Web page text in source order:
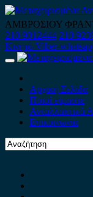
Skip
to
content
ΑΜΒΡΟΣΙΟΥ
210 9012444 210
Κινητό-Viber-
Primary
Αρχική Σελίδα
Ποιοί είμαστε
Ανταλλακτικά
Επικοινωνία